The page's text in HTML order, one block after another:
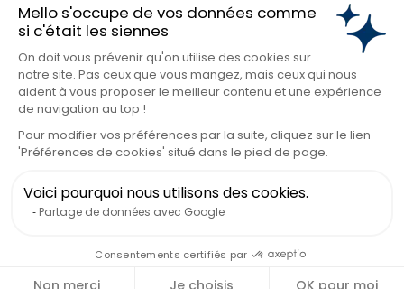
Mello s'occupe de vos données comme
si c'était les siennes
On doit vous prévenir qu'on utilise des cookies sur
notre site. Pas ceux que vous mangez, mais ceux qui nous
aident à vous proposer le meilleur contenu et une expérience
de navigation au top !
Pour modifier vos préférences par la suite, cliquez sur le lien
'Préférences de cookies' situé dans le pied de page.
Voici pourquoi nous utilisons des cookies.
Partage de données avec Google
Consentements certifiés par
Non merci Je choisis OK pour moi
Matelas 140x190
Matelas 140x200
Matelas 160x200
Matelas 180x200
Matelas 200x200
Surmatelas 140x190
Surmatelas 140x200
Surmatelas 160x200
Surmatelas 200x200
Surmatelas 2 personnes
Gérez vos cookiesPolitique de confidentialitéConditions générales de ventes